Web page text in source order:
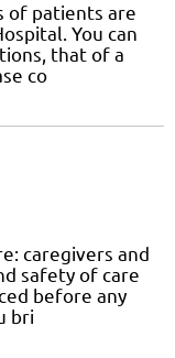
of patients are
You can
that of a
co
caregivers and
safety of care
before any
bri